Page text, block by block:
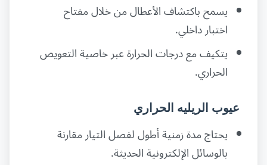
يسمح باكتشاف الأعطال من خلال مفتاح
اختبار داخلي.
يتكيف مع درجات الحرارة عبر خاصية التعويض
الحراري.
عيوب الريليه الحراري
يحتاج مدة زمنية أطول لفصل التيار مقارنة
بالوسائل الإلكترونية الحديثة.